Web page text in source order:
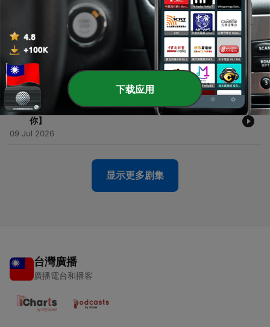
【科技業出大事？工程師竟然找不到人了！背後真相超
23 Jul 2026
27 - 【科技業離職潮真相曝光！有人月薪翻倍，有人直接離
開科技業！】
16 Jul 2026
26 - 【科技業新人必看！這些職場真相，沒人會在面試告訴
你】
09 Jul 2026
显示更多剧集
台灣廣播
廣播電台和播客
下载应用